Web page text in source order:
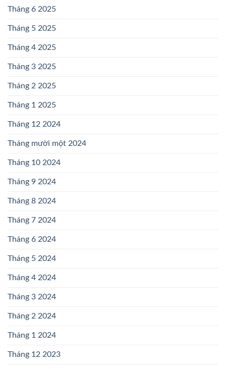
Tháng 6 2025
Tháng 5 2025
Tháng 4 2025
Tháng 3 2025
Tháng 2 2025
Tháng 1 2025
Tháng 12 2024
Tháng mười một 2024
Tháng 10 2024
Tháng 9 2024
Tháng 8 2024
Tháng 7 2024
Tháng 6 2024
Tháng 5 2024
Tháng 4 2024
Tháng 3 2024
Tháng 2 2024
Tháng 1 2024
Tháng 12 2023